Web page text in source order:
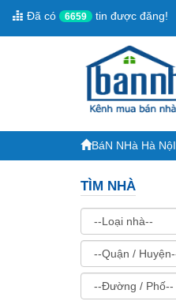
Đã có 6659 tin được đăng!
BáN NHà Hà NộI
TÌM NHÀ